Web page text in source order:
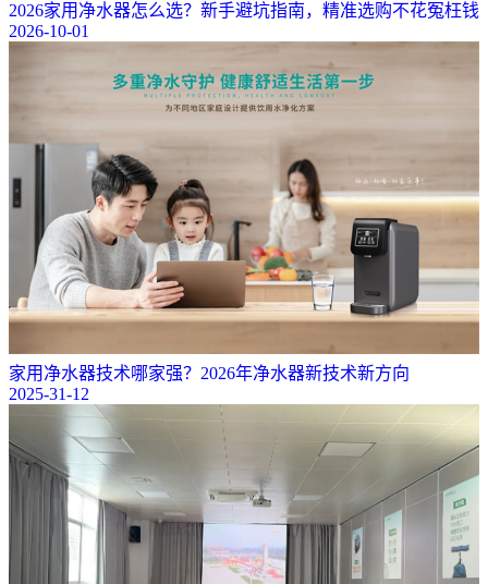
2026家用净水器怎么选？新手避坑指南，精准选购不花冤枉钱
2026-10-01
家用净水器技术哪家强？2026年净水器新技术新方向
2025-31-12